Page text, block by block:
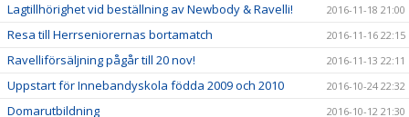
Lagtillhörighet vid beställning av Newbody & Ravelli! 2016-11-18 21:00
Resa till Herrseniorernas bortamatch 2016-11-16 22:15
Ravelliförsäljning pågår till 20 nov! 2016-11-13 22:11
Uppstart för Innebandyskola födda 2009 och 2010 2016-10-24 22:32
Domarutbildning 2016-10-12 21:30